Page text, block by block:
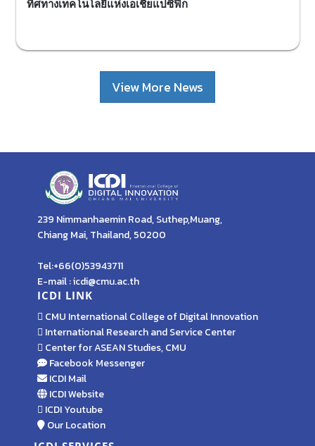
ทิศทางเทคโนโลยีแห่งเอเชียแปซิฟิก
View More News
239 Nimmanhaemin Road, Suthep,Muang,
Chiang Mai, Thailand, 50200
Tel:+66(0)53943711
E-mail : icdi@cmu.ac.th
ICDI LINK
CMU International College of Digital Innovation
International Research and Service Center
Center for ASEAN Studies, CMU
Facebook Messenger
ICDI Mail
ICDI Website
ICDI Youtube
Our Location